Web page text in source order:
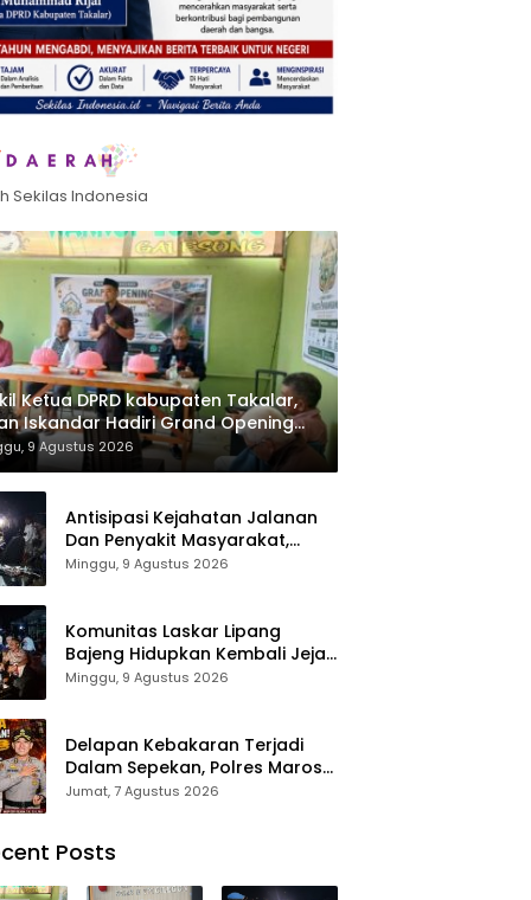
Sekilas Indonesia
Ketua DPRD kabupaten Takalar,
Iskandar Hadiri Grand Opening
sehat Pertama di Takalar,
Terapis Gratis untuk Pasien
dan umum.
9 Agustus 2026
Antisipasi Kejahatan Jalanan
Dan Penyakit Masyarakat,
Polres Maros Gelar Razia
Minggu, 9 Agustus 2026
Komunitas Laskar Lipang
Bajeng Hidupkan Kembali Jejak
Perjuangan Ranggong Daeng
Adalah Warisan yang Tak
Ternilai”.
Minggu, 9 Agustus 2026
Delapan Kebakaran Terjadi
Dalam Sepekan, Polres Maros
Keluarkan Imbauan kepada
Jumat, 7 Agustus 2026
Posts